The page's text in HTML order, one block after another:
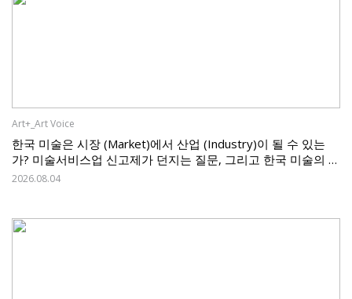
Art+_Art Voice
한국 미술은 시장 (Market)에서 산업 (Industry)이 될 수 있는
가? 미술서비스업 신고제가 던지는 질문, 그리고 한국 미술의 과
제
2026.08.04